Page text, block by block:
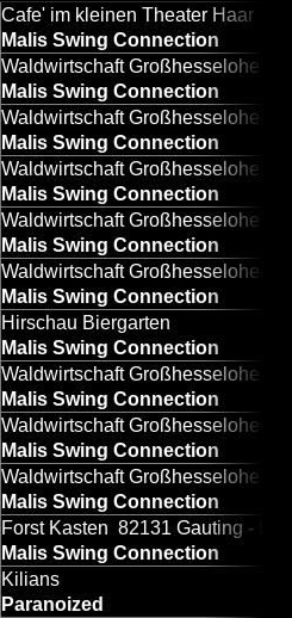
Cafe' im kleinen Theater Haar
Malis Swing Connection
Waldwirtschaft Großhesselohe -
Malis Swing Connection
Waldwirtschaft Großhesselohe
Malis Swing Connection
Waldwirtschaft Großhesselohe -
Malis Swing Connection
Waldwirtschaft Großhesselohe -
Malis Swing Connection
Waldwirtschaft Großhesselohe -
Malis Swing Connection
Hirschau Biergarten
Malis Swing Connection
Waldwirtschaft Großhesselohe -
Malis Swing Connection
Waldwirtschaft Großhesselohe -
Malis Swing Connection
Waldwirtschaft Großhesselohe -
Malis Swing Connection
Forst Kasten 82131 Gauting - bei
Malis Swing Connection
Kilians
Paranoized